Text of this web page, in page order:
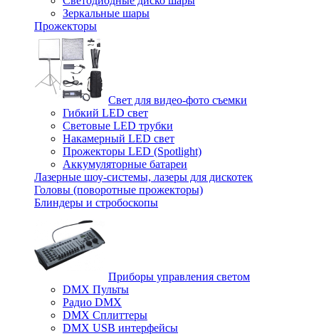
Зеркальные шары
Прожекторы
Свет для видео-фото съемки
Гибкий LED свет
Световые LED трубки
Накамерный LED свет
Прожекторы LED (Spotlight)
Аккумуляторные батареи
Лазерные шоу-системы, лазеры для дискотек
Головы (поворотные прожекторы)
Блиндеры и стробоскопы
Приборы управления светом
DMX Пульты
Радио DMX
DMX Сплиттеры
DMX USB интерфейсы